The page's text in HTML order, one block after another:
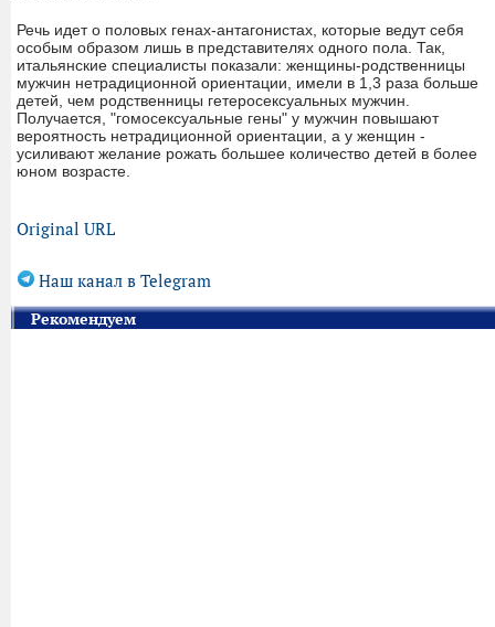
Речь идет о половых генах-антагонистах, которые ведут себя
особым образом лишь в представителях одного пола. Так,
итальянские специалисты показали: женщины-родственницы
мужчин нетрадиционной ориентации, имели в 1,3 раза больше
детей, чем родственницы гетеросексуальных мужчин.
Получается, "гомосексуальные гены" у мужчин повышают
вероятность нетрадиционной ориентации, а у женщин -
усиливают желание рожать большее количество детей в более
юном возрасте.
Original URL
Наш канал в Telegram
Рекомендуем